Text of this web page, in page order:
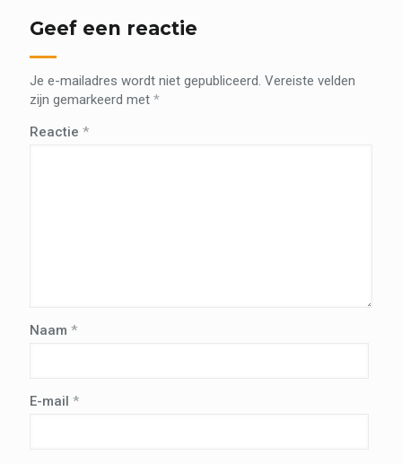
Geef een reactie
Je e-mailadres wordt niet gepubliceerd. Vereiste velden
zijn gemarkeerd met *
Reactie *
Naam *
E-mail *